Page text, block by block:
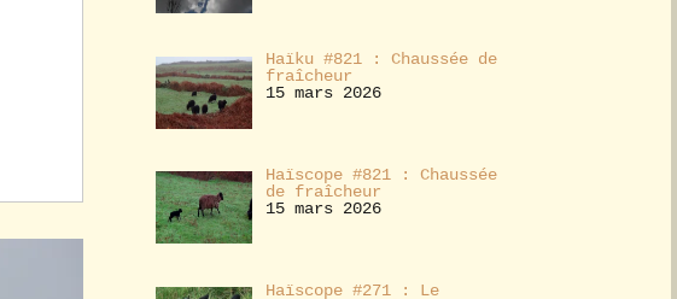
Haïku #821 : Chaussée de
fraîcheur
15 mars 2026
Haïscope #821 : Chaussée
de fraîcheur
15 mars 2026
Haïscope #271 : Le